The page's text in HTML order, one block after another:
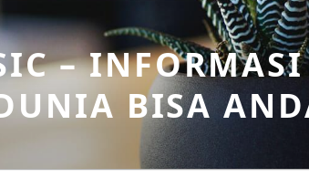
– INFORMASI
BISA